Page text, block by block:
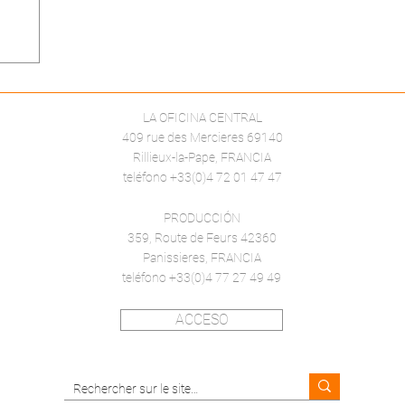
LA OFICINA CENTRAL
409 rue des Mercieres 69140
Rillieux-la-Pape, FRANCIA
teléfono +33(0)4 72 01 47 47
PRODUCCIÓN
359, Route de Feurs 42360
Panissieres, FRANCIA
teléfono +33(0)4 77 27 49 49
ACCESO